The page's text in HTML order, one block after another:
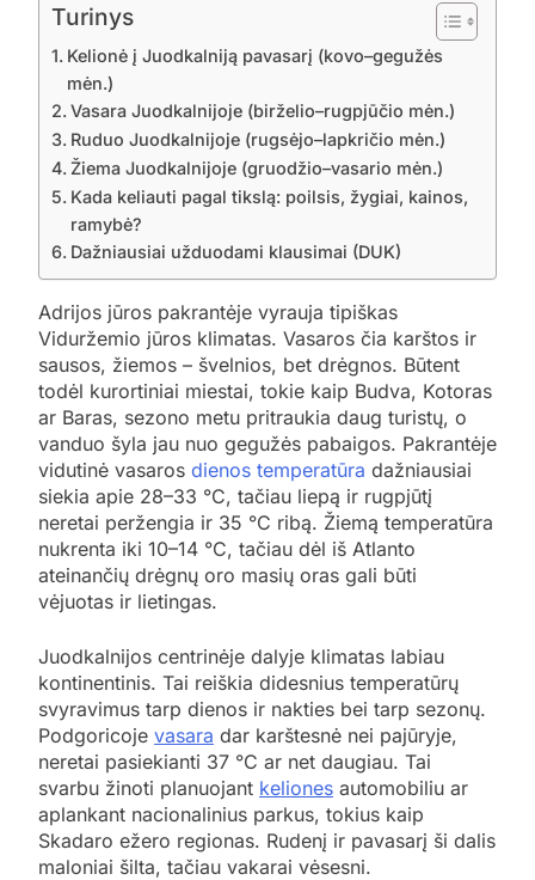
Turinys
Kelionė į Juodkalniją pavasarį (kovo–gegužės
mėn.)
Vasara Juodkalnijoje (birželio–rugpjūčio mėn.)
Ruduo Juodkalnijoje (rugsėjo–lapkričio mėn.)
Žiema Juodkalnijoje (gruodžio–vasario mėn.)
Kada keliauti pagal tikslą: poilsis, žygiai, kainos,
ramybė?
Dažniausiai užduodami klausimai (DUK)
Adrijos jūros pakrantėje vyrauja tipiškas
Viduržemio jūros klimatas. Vasaros čia karštos ir
sausos, žiemos – švelnios, bet drėgnos. Būtent
todėl kurortiniai miestai, tokie kaip Budva, Kotoras
ar Baras, sezono metu pritraukia daug turistų, o
vanduo šyla jau nuo gegužės pabaigos. Pakrantėje
vidutinė vasaros dienos temperatūra dažniausiai
siekia apie 28–33 °C, tačiau liepą ir rugpjūtį
neretai peržengia ir 35 °C ribą. Žiemą temperatūra
nukrenta iki 10–14 °C, tačiau dėl iš Atlanto
ateinančių drėgnų oro masių oras gali būti
vėjuotas ir lietingas.
Juodkalnijos centrinėje dalyje klimatas labiau
kontinentinis. Tai reiškia didesnius temperatūrų
svyravimus tarp dienos ir nakties bei tarp sezonų.
Podgoricoje vasara dar karštesnė nei pajūryje,
neretai pasiekianti 37 °C ar net daugiau. Tai
svarbu žinoti planuojant keliones automobiliu ar
aplankant nacionalinius parkus, tokius kaip
Skadaro ežero regionas. Rudenį ir pavasarį ši dalis
maloniai šilta, tačiau vakarai vėsesni.